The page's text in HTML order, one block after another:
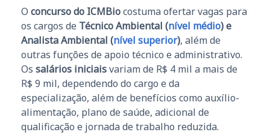
O concurso do ICMBiocostuma ofertar vagas para
os cargos de Técnico Ambiental (nível médio) e
Analista Ambiental (nível superior), além de
outras funções de apoio técnico e administrativo.
Os salários iniciaisvariam de R$ 4 mil a mais de
R$ 9 mil, dependendo do cargo e da
especialização, além de benefícios como auxílio-
alimentação, plano de saúde, adicional de
qualificação e jornada de trabalho reduzida.